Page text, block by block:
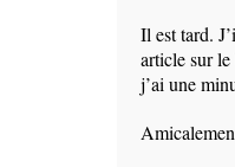
Il est tard.
article sur
j’ai une